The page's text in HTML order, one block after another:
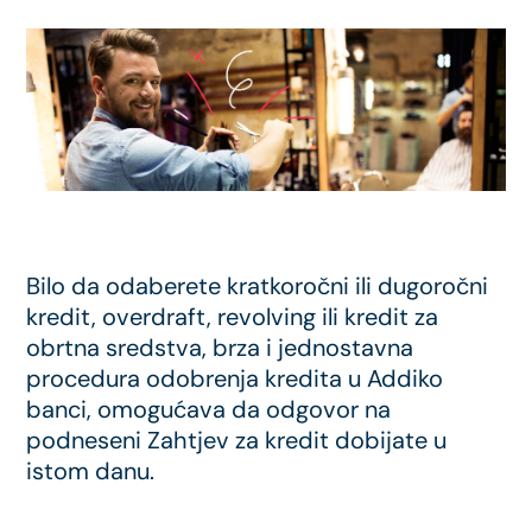
Bilo da odaberete kratkoročni ili dugoročni
kredit, overdraft, revolving ili kredit za
obrtna sredstva, brza i jednostavna
procedura odobrenja kredita u Addiko
banci, omogućava da odgovor na
podneseni Zahtjev za kredit dobijate u
istom danu.